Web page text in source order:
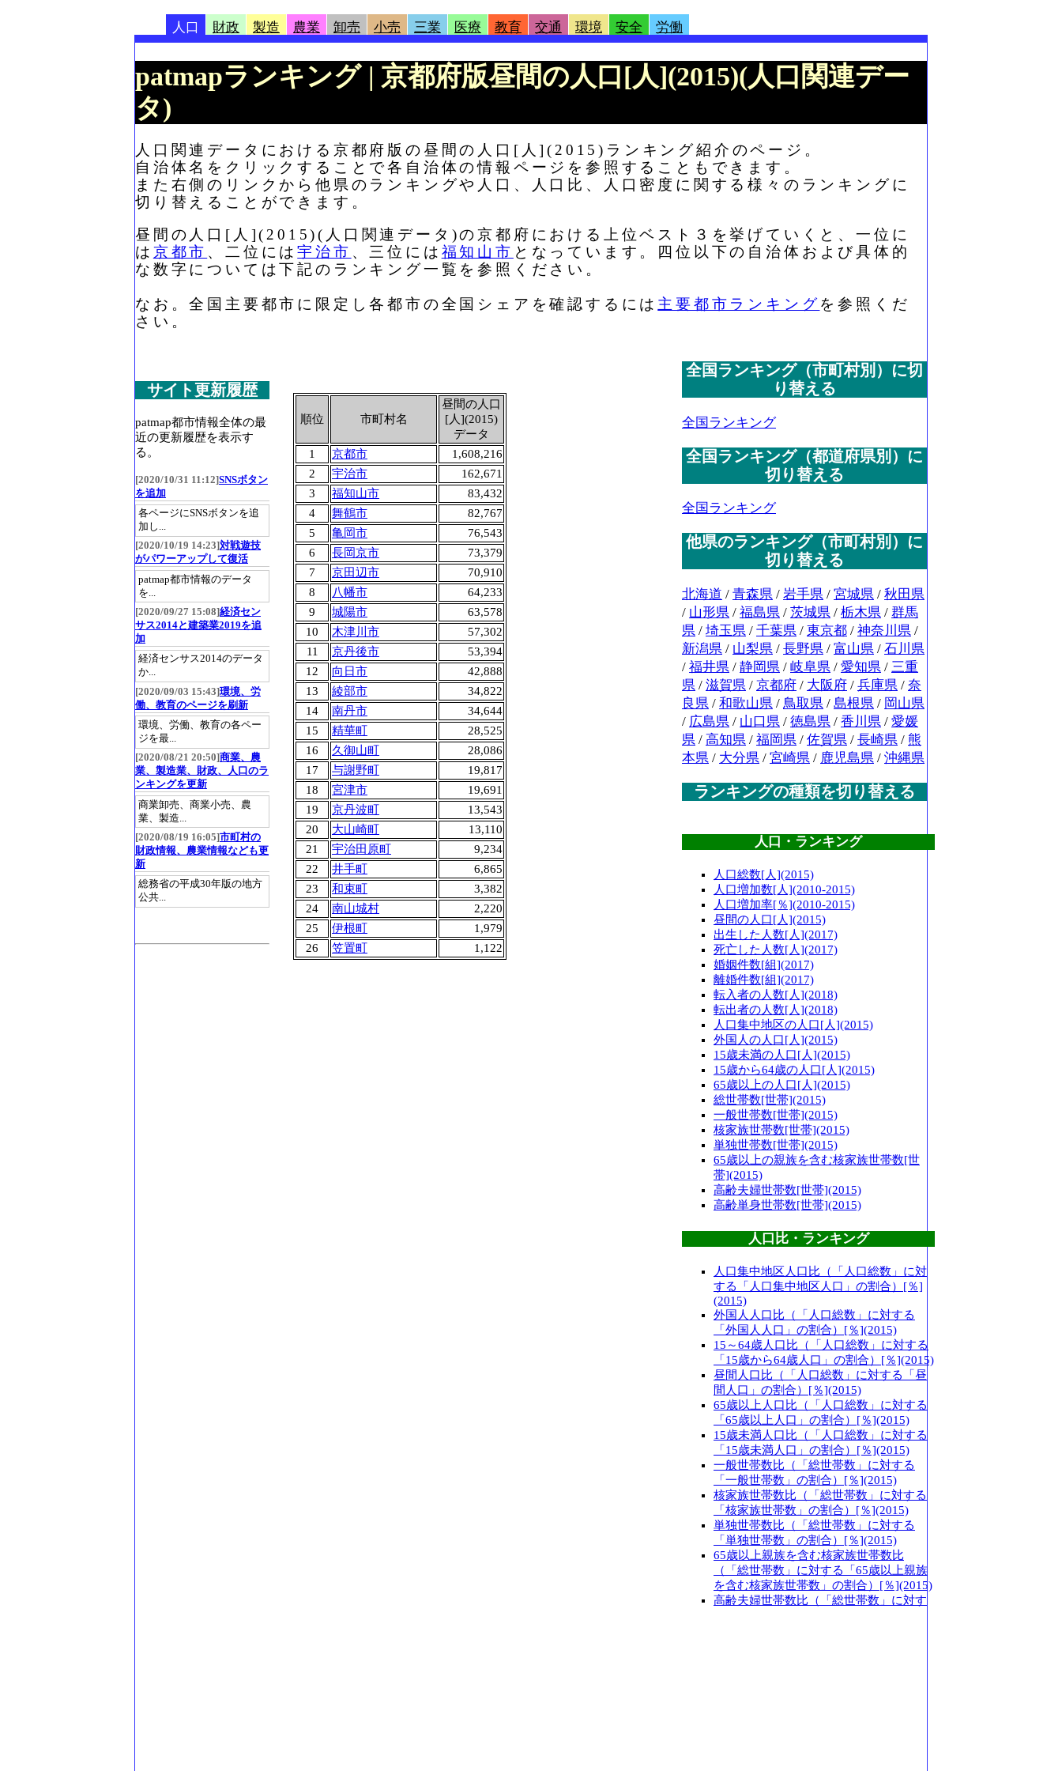
人口 財政 製造 農業 卸売 小売 三業 医療 教育 交通 環境 安全 労働
patmapランキング | 京都府版昼間の人口[人](2015)(人口関連デー
タ)
人口関連データにおける京都府版の昼間の人口[人](2015)ランキング紹介のページ。
自治体名をクリックすることで各自治体の情報ページを参照することもできます。
また右側のリンクから他県のランキングや人口、人口比、人口密度に関する様々のランキングに
切り替えることができます。
昼間の人口[人](2015)(人口関連データ)の京都府における上位ベスト３を挙げていくと、一位に
は 京都市 、二位には宇治市 、三位には 福知山市 となっています。四位以下の自治体および具体的
な数字については下記のランキング一覧を参照ください。
なお。全国主要都市に限定し各都市の全国シェアを確認するには 主要都市ランキングを参照くだ
さい。
順位 市町村名
昼間の人口
[人](2015)
データ
1
京都市
1,608,216
2
宇治市
162,671
3
福知山市
83,432
4
舞鶴市
82,767
5
亀岡市
76,543
6
長岡京市
73,379
7
京田辺市
70,910
8
八幡市
64,233
9
城陽市
63,578
10
木津川市
57,302
11
京丹後市
53,394
12
向日市
42,888
13
綾部市
34,822
14
南丹市
34,644
15
精華町
28,525
16
久御山町
28,086
17
与謝野町
19,817
18
宮津市
19,691
19
京丹波町
13,543
20
大山崎町
13,110
21
宇治田原町
9,234
22
井手町
6,865
23
和束町
3,382
24
南山城村
2,220
25
伊根町
1,979
26
笠置町 1,122
サイト更新履歴
patmap都市情報全体の最
近の更新履歴を表示す
る。
[2020/10/31 11:12]SNSボタン
を追加
各ページにSNSボタンを追
加し...
[2020/10/19 14:23]対戦遊技
がパワーアップして復活
patmap都市情報のデータ
を...
[2020/09/27 15:08]経済セン
サス2014と建築業2019を追
加
経済センサス2014のデータ
か...
[2020/09/03 15:43]環境、労
働、教育のページを刷新
環境、労働、教育の各ペー
ジを最...
[2020/08/21 20:50]商業、農
業、製造業、財政、人口のラ
ンキングを更新
商業卸売、商業小売、農
業、製造...
[2020/08/19 16:05]市町村の
財政情報、農業情報なども更
新
総務省の平成30年版の地方
公共...
全国ランキング（市町村別）に切
り替える
全国ランキング
全国ランキング（都道府県別）に
切り替える
全国ランキング
他県のランキング（市町村別）に
切り替える
北海道 / 青森県 / 岩手県 / 宮城県 / 秋田県
/ 山形県 / 福島県 / 茨城県 / 栃木県 / 群馬
県 / 埼玉県 / 千葉県 / 東京都 / 神奈川県 /
新潟県 / 山梨県 / 長野県 / 富山県 / 石川県
/ 福井県 / 静岡県 / 岐阜県 / 愛知県 / 三重
県 / 滋賀県 / 京都府 / 大阪府 / 兵庫県 / 奈
良県 / 和歌山県 / 鳥取県 / 島根県 / 岡山県
/ 広島県 / 山口県 / 徳島県 / 香川県 / 愛媛
県 / 高知県 / 福岡県 / 佐賀県 / 長崎県 / 熊
本県 / 大分県 / 宮崎県 / 鹿児島県 / 沖縄県
ランキングの種類を切り替える
人口・ランキング
人口総数[人](2015)
人口増加数[人](2010-2015)
人口増加率[％](2010-2015)
昼間の人口[人](2015)
出生した人数[人](2017)
死亡した人数[人](2017)
婚姻件数[組](2017)
離婚件数[組](2017)
転入者の人数[人](2018)
転出者の人数[人](2018)
人口集中地区の人口[人](2015)
外国人の人口[人](2015)
15歳未満の人口[人](2015)
15歳から64歳の人口[人](2015)
65歳以上の人口[人](2015)
総世帯数[世帯](2015)
一般世帯数[世帯](2015)
核家族世帯数[世帯](2015)
単独世帯数[世帯](2015)
65歳以上の親族を含む核家族世帯数[世
帯](2015)
高齢夫婦世帯数[世帯](2015)
高齢単身世帯数[世帯](2015)
人口比・ランキング
人口集中地区人口比（「人口総数」に対
する「人口集中地区人口」の割合）[％]
(2015)
外国人人口比（「人口総数」に対する
「外国人人口」の割合）[％](2015)
15～64歳人口比（「人口総数」に対する
「15歳から64歳人口」の割合）[％](2015)
昼間人口比（「人口総数」に対する「昼
間人口」の割合）[％](2015)
65歳以上人口比（「人口総数」に対する
「65歳以上人口」の割合）[％](2015)
15歳未満人口比（「人口総数」に対する
「15歳未満人口」の割合）[％](2015)
一般世帯数比（「総世帯数」に対する
「一般世帯数」の割合）[％](2015)
核家族世帯数比（「総世帯数」に対する
「核家族世帯数」の割合）[％](2015)
単独世帯数比（「総世帯数」に対する
「単独世帯数」の割合）[％](2015)
65歳以上親族を含む核家族世帯数比
（「総世帯数」に対する「65歳以上親族
を含む核家族世帯数」の割合）[％](2015)
高齢夫婦世帯数比（「総世帯数」に対す